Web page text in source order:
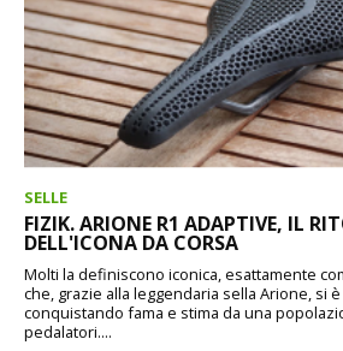
SELLE
FIZIK. ARIONE R1 ADAPTIVE, IL
DELL'ICONA DA CORSA
Molti la definiscono iconica, esattamente
che, grazie alla leggendaria sella Arione, si
conquistando fama e stima da una
pedalatori....